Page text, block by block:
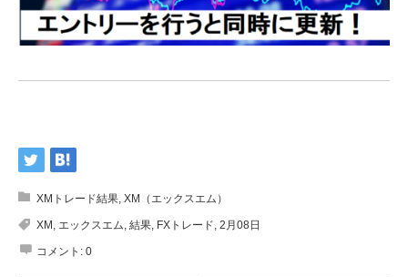
XMトレード結果 XM（エックスエム）
XM エックスエム 結果 FXトレード 2月08日
コメント: 0